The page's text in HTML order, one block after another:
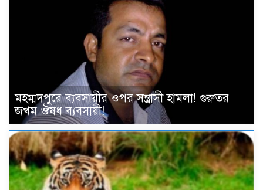
মহম্মদপুরে ব্যবসায়ীর ওপর সন্ত্রাসী হামলা! গুরুতর
জখম ঔষধ ব্যবসায়ী!